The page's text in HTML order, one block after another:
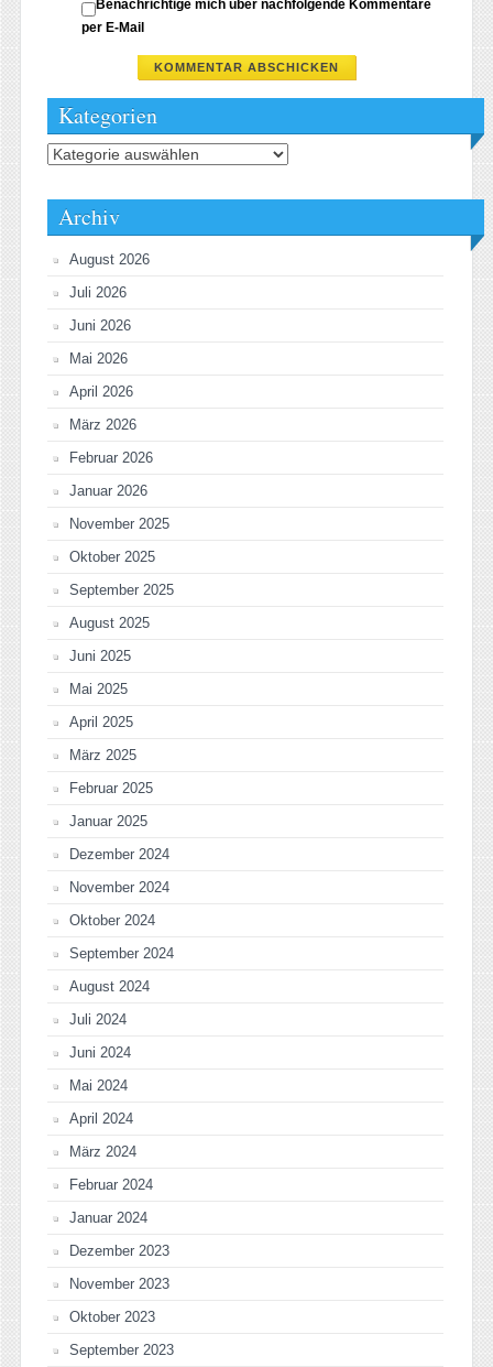
Benachrichtige mich über nachfolgende Kommentare
per E-Mail
Kategorien
Kategorien
Archiv
August 2026
Juli 2026
Juni 2026
Mai 2026
April 2026
März 2026
Februar 2026
Januar 2026
November 2025
Oktober 2025
September 2025
August 2025
Juni 2025
Mai 2025
April 2025
März 2025
Februar 2025
Januar 2025
Dezember 2024
November 2024
Oktober 2024
September 2024
August 2024
Juli 2024
Juni 2024
Mai 2024
April 2024
März 2024
Februar 2024
Januar 2024
Dezember 2023
November 2023
Oktober 2023
September 2023